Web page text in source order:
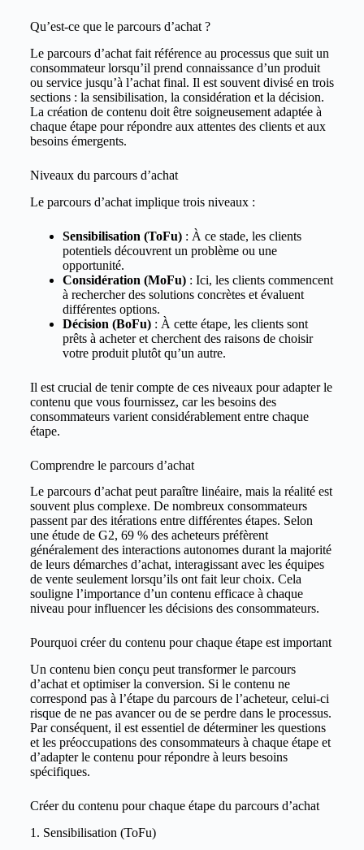
Qu’est-ce que le parcours d’achat ?
Le parcours d’achat fait référence au processus que suit un
consommateur lorsqu’il prend connaissance d’un produit
ou service jusqu’à l’achat final. Il est souvent divisé en trois
sections : la sensibilisation, la considération et la décision.
La création de contenu doit être soigneusement adaptée à
chaque étape pour répondre aux attentes des clients et aux
besoins émergents.
Niveaux du parcours d’achat
Le parcours d’achat implique trois niveaux :
Sensibilisation (ToFu): À ce stade, les clients
potentiels découvrent un problème ou une
opportunité.
Considération (MoFu): Ici, les clients commencent
à rechercher des solutions concrètes et évaluent
différentes options.
Décision (BoFu): À cette étape, les clients sont
prêts à acheter et cherchent des raisons de choisir
votre produit plutôt qu’un autre.
Il est crucial de tenir compte de ces niveaux pour adapter le
contenu que vous fournissez, car les besoins des
consommateurs varient considérablement entre chaque
étape.
Comprendre le parcours d’achat
Le parcours d’achat peut paraître linéaire, mais la réalité est
souvent plus complexe. De nombreux consommateurs
passent par des itérations entre différentes étapes. Selon
une étude de G2, 69 % des acheteurs préfèrent
généralement des interactions autonomes durant la majorité
de leurs démarches d’achat, interagissant avec les équipes
de vente seulement lorsqu’ils ont fait leur choix. Cela
souligne l’importance d’un contenu efficace à chaque
niveau pour influencer les décisions des consommateurs.
Pourquoi créer du contenu pour chaque étape est important
Un contenu bien conçu peut transformer le parcours
d’achat et optimiser la conversion. Si le contenu ne
correspond pas à l’étape du parcours de l’acheteur, celui-ci
risque de ne pas avancer ou de se perdre dans le processus.
Par conséquent, il est essentiel de déterminer les questions
et les préoccupations des consommateurs à chaque étape et
d’adapter le contenu pour répondre à leurs besoins
spécifiques.
Créer du contenu pour chaque étape du parcours d’achat
1. Sensibilisation (ToFu)